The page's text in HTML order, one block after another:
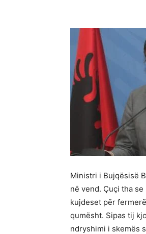
Ministri i Bujqësisë
në vend. Çuçi tha
kujdeset për
qumësht. Sipas tij
ndryshimi i skemës